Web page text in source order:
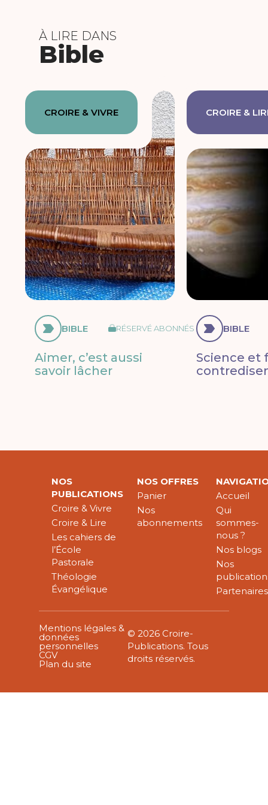
À LIRE DANS
Bible
CROIRE & VIVRE
BIBLE RÉSERVÉ ABONNÉS
Aimer, c’est aussi
savoir lâcher
CROIRE &
BIBLE
Science et
NOS
PUBLICATIONS
Croire & Vivre
Croire & Lire
Les cahiers de
l’École
Pastorale
Théologie
Évangélique
NOS OFFRES
Panier
Nos
abonnements
Accueil
Qui
sommes-
nous ?
Nos blogs
Nos
Partenaires
Mentions légales &
données
personnelles
CGV
Plan du site
© 2026 Croire-
Publications. Tous
droits réservés.